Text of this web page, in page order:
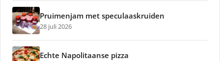
Pruimenjam met speculaaskruiden
28 juli 2026
Echte Napolitaanse pizza